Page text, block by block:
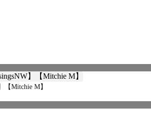
【Mitchie M】